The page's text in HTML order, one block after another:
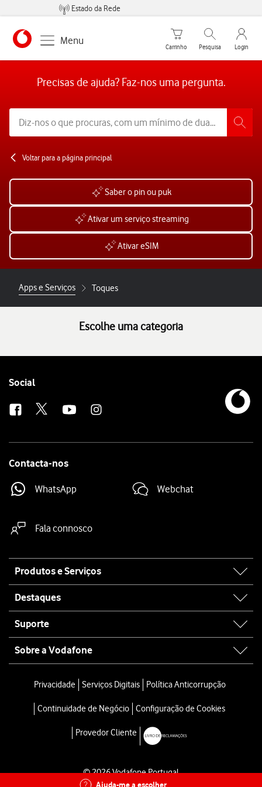
Estado da Rede
https://www.vodafone.pt
Menu
Carrinho de compras
Carrinho
Pesquisar
Pesquisa
My
Login
Precisas de ajuda? Faz-nos uma pergunta.
Voltar para a página principal
Saber o pin ou puk
Ativar um serviço streaming
Ativar eSIM
Apps e Serviços Toques
Escolhe uma categoria
Ajuda-me a escolher
Follow
Social
Contacta-nos
WhatsApp Webchat
Fala connosco
map
Produtos e Serviços
Destaques
Suporte
Sobre a Vodafone
Privacidade Serviços Digitais Política Anticorrupção
Continuidade de Negócio Configuração de Cookies
Provedor Cliente
© 2026 Vodafone Portugal